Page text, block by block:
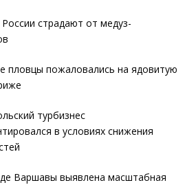
страдают от медуз-
пловцы пожаловались на ядовитую
турбизнес
в условиях снижения
Варшавы выявлена масштабная